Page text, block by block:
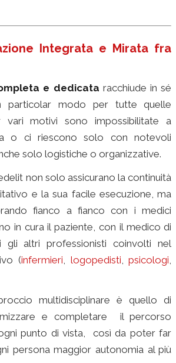
Integrata e Mirata fra
e dedicata racchiude in sé
particolar modo per tutte quelle
vari motivi sono impossibilitate a
o ci riescono solo con notevoli
solo logistiche o organizzative.
non solo assicurano la continuità
e la sua facile esecuzione, ma
fianco a fianco con i medici
in cura il paziente, con il medico di
altri professionisti coinvolti nel
(infermieri logopedisti ,psicologi
multidisciplinare è quello di
e completare il percorso
punto di vista, così da poter far
persona maggior autonomia al più